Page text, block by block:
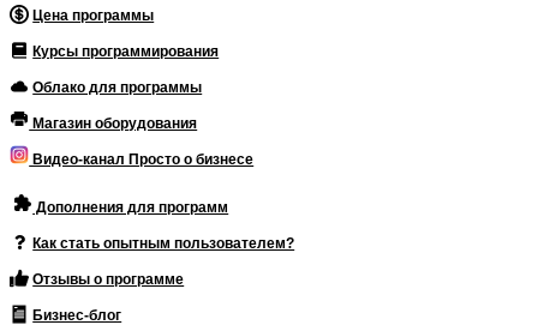
Цена программы
Курсы программирования
Облако для программы
Магазин оборудования
Видео-канал Просто о бизнесе
Дополнения для программ
Как стать опытным пользователем?
Отзывы о программе
Бизнес-блог